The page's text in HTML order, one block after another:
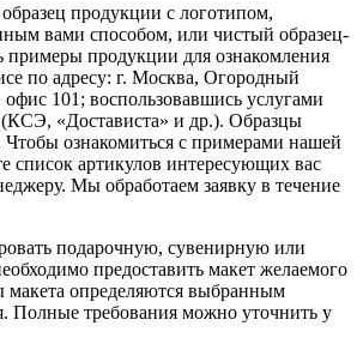
продукции с логотипом,
вами способом, или чистый образец-
примеры продукции для ознакомления
по адресу: г. Москва, Огородный
офис 101; воспользовавшись услугами
«Достависта» и др.). Образцы
Чтобы ознакомиться с примерами нашей
список артикулов интересующих вас
Мы обработаем заявку в течение
подарочную, сувенирную или
предоставить макет желаемого
макета определяются выбранным
Полные требования можно уточнить у